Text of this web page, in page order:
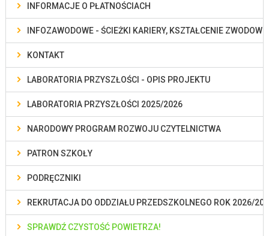
INFORMACJE O PŁATNOŚCIACH
INFOZAWODOWE - ŚCIEŻKI KARIERY, KSZTAŁCENIE ZWODOWE
KONTAKT
LABORATORIA PRZYSZŁOŚCI - OPIS PROJEKTU
LABORATORIA PRZYSZŁOŚCI 2025/2026
NARODOWY PROGRAM ROZWOJU CZYTELNICTWA
PATRON SZKOŁY
PODRĘCZNIKI
REKRUTACJA DO ODDZIAŁU PRZEDSZKOLNEGO ROK 2026/
SPRAWDŹ CZYSTOŚĆ POWIETRZA!